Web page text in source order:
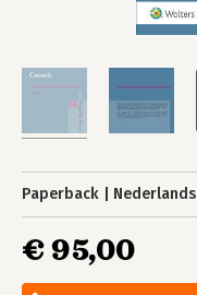
Paperback Nederlands
€ 95,00